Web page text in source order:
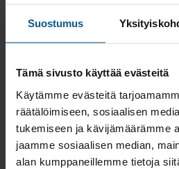
Suostumus
Tämä sivusto käyttää evästeitä
Käytämme evästeitä
räätälöimiseen, sosiaalisen
tukemiseen ja kävijämäärämme
jaamme sosiaalisen median,
alan kumppaneillemme tietoja
Myytävät asunnot Sauvo
Myytävät asunnot Raisio
Myytävät asunnot Uusikaupunki
Myytävät asunnot Askainen
Myytävät asunnot Uusikartano
Myytävät asunnot Paimio
Myytävät asunnot Nousiainen
Myytävät asunnot Kyrö